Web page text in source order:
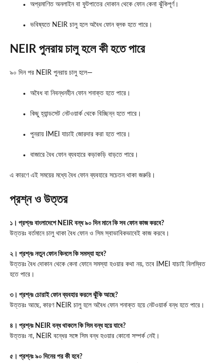
অপ্রমাণিত অনলাইন বা ফুটপাতের দোকান থেকে ফোন কেনা ঝুঁকিপূর্ণ।
ভবিষ্যতে NEIR চালু হলে অবৈধ ফোন ব্লক হতে পারে।
NEIR পুনরায় চালু হলে কী হতে পারে
৯০ দিন পর NEIR পুনরায় চালু হলে—
অবৈধ বা নিবন্ধনহীন ফোন শনাক্ত হতে পারে।
কিছু হ্যান্ডসেট নেটওয়ার্ক থেকে বিচ্ছিন্ন হতে পারে।
পুনরায় IMEI যাচাই জোরদার করা হতে পারে।
বাজারে বৈধ ফোন ব্যবহারে কড়াকড়ি বাড়তে পারে।
এ কারণে এই সময়ের মধ্যে বৈধ ফোন ব্যবহারে সচেতন থাকা জরুরি।
প্রশ্ন ও উত্তর
১। প্রশ্নঃ বাংলাদেশে NEIR বন্ধ ৯০ দিন মানে কি সব ফোন কাজ করবে?
উত্তরঃ বর্তমানে চালু থাকা বৈধ ফোন ও সিম স্বাভাবিকভাবেই কাজ করবে।
২। প্রশ্নঃ নতুন ফোন কিনলে কি সমস্যা হবে?
উত্তরঃ বৈধ দোকান থেকে কেনা ফোনে সমস্যা হওয়ার কথা নয়, তবে IMEI যাচাই বিলম্বিত
হতে পারে।
৩। প্রশ্নঃ চোরাই ফোন ব্যবহার করলে ঝুঁকি আছে?
উত্তরঃ আছে, কারণ NEIR চালু হলে অবৈধ ফোন শনাক্ত হয়ে নেটওয়ার্ক বন্ধ হতে পারে।
৪। প্রশ্নঃ NEIR বন্ধ থাকলে কি সিম বন্ধ হয়ে যাবে?
উত্তরঃ না, NEIR বন্ধের সঙ্গে সিম বন্ধ হওয়ার কোনো সম্পর্ক নেই।
৫। প্রশ্নঃ ৯০ দিনের পর কী হবে?